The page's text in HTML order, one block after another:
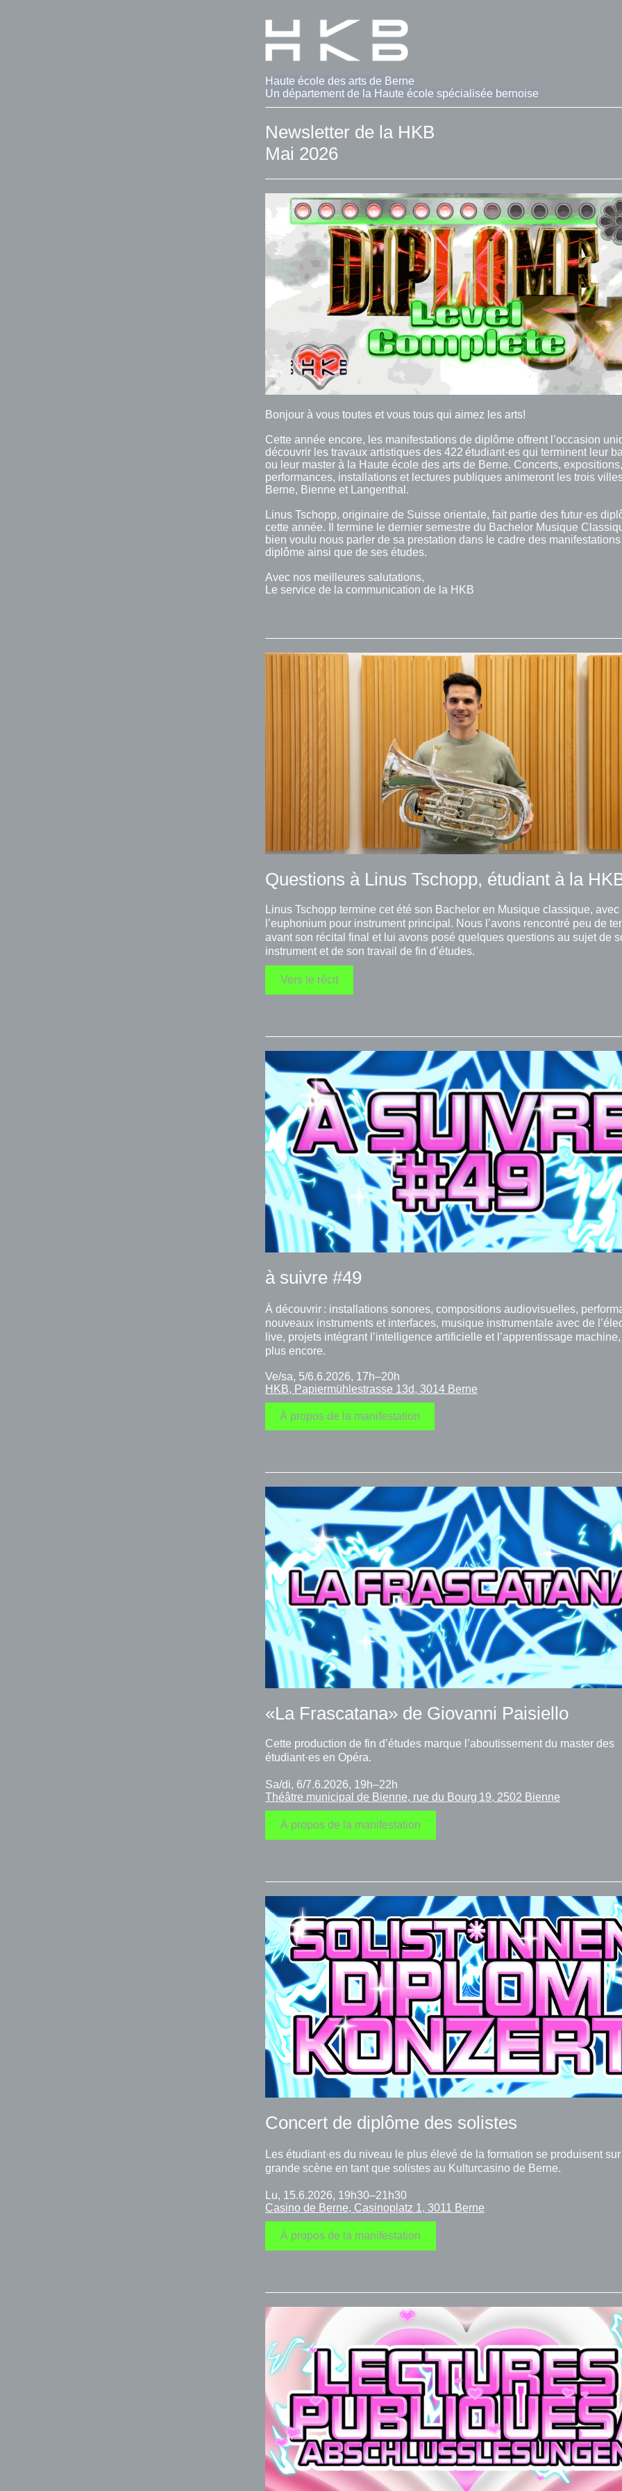
Haute école des arts de Berne
Un département de la Haute école spécialisée bernoise
Newsletter de la HKB
Mai 2026
Bonjour à vous toutes et vous tous qui aimez les arts!
Cette année encore, les manifestations de diplôme offrent l’occasion
découvrir les travaux artistiques des 422 étudiant·es qui terminent leur
ou leur master à la Haute école des arts de Berne. Concerts, expositions,
performances, installations et lectures publiques animeront les trois
Berne, Bienne et Langenthal.
Linus Tschopp, originaire de Suisse orientale, fait partie des futur·es
cette année. Il termine le dernier semestre du Bachelor Musique
bien voulu nous parler de sa prestation dans le cadre des
diplôme ainsi que de ses études.
Avec nos meilleures salutations,
Le service de la communication de la HKB
Questions à Linus Tschopp, étudiant à la
Linus Tschopp termine cet été son Bachelor en Musique classique, avec
l’euphonium pour instrument principal. Nous l’avons rencontré peu de
avant son récital final et lui avons posé quelques questions au sujet de
instrument et de son travail de fin d’études.
Vers le récit
à suivre #49
À découvrir : installations sonores, compositions audiovisuelles,
nouveaux instruments et interfaces, musique instrumentale avec de
live, projets intégrant l’intelligence artificielle et l’apprentissage
plus encore.
Ve/sa, 5/6.6.2026, 17h–20h
HKB, Papiermühlestrasse 13d, 3014 Berne
À propos de la manifestation
«La Frascatana» de Giovanni Paisiello
Cette production de fin d’études marque l’aboutissement du master des
étudiant·es en Opéra.
Sa/di, 6/7.6.2026, 19h–22h
Théâtre municipal de Bienne, rue du Bourg 19, 2502 Bienne
À propos de la manifestation
Concert de diplôme des solistes
Les étudiant·es du niveau le plus élevé de la formation se produisent
grande scène en tant que solistes au Kulturcasino de Berne.
Lu, 15.6.2026, 19h30–21h30
Casino de Berne, Casinoplatz 1, 3011 Berne
À propos de la manifestation